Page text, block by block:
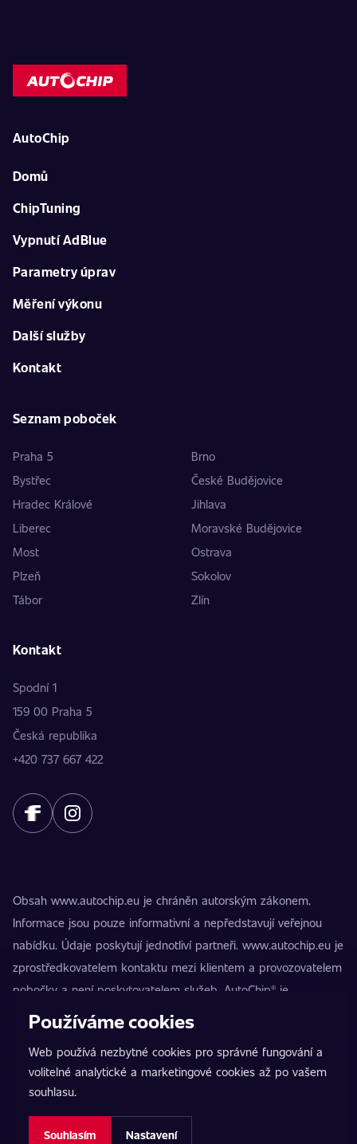
AutoChip
Domů
ChipTuning
Vypnutí AdBlue
Parametry úprav
Měření výkonu
Další služby
Kontakt
Seznam poboček
Praha 5
Brno
Bystřec
České Budějovice
Hradec Králové
Jihlava
Liberec
Moravské Budějovice
Most
Ostrava
Plzeň
Sokolov
Tábor
Zlín
Kontakt
Spodní 1
159 00 Praha 5
Česká republika
+420 737 667 422
Obsah www.autochip.eu je chráněn autorským zákonem.
Informace jsou pouze informativní a nepředstavují veřejnou
nabídku. Údaje poskytují jednotliví partneři. www.autochip.eu je
zprostředkovatelem kontaktu mezi klientem a provozovatelem
pobočky a není poskytovatelem služeb. AutoChip® je
registrovaná ochranná známka Petra Kučery. Úpravy, které
nezpůsobilosti vozidla k provozu na pozemních komunikacích.
Přesné informace poskytuje vždy konkrétní provozovatel
pobočky.
Nastavení cookies
Používáme cookies
Web používá nezbytné cookies pro správné fungování a
volitelné analytické a marketingové cookies až po vašem
souhlasu.
Souhlasím Nastavení